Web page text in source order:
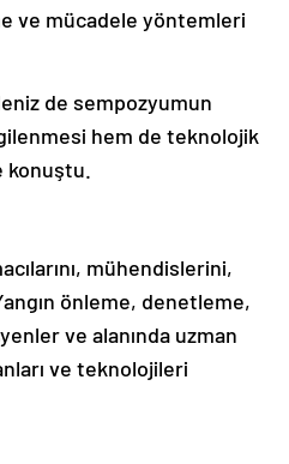
ve mücadele yöntemleri
de sempozyumun
hem de teknolojik
konuştu.
mühendislerini,
önleme, denetleme,
ve alanında uzman
ve teknolojileri